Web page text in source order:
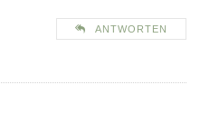
ANTWORTEN